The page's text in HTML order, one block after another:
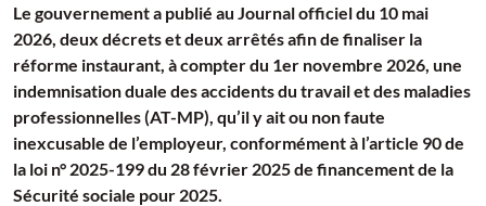
Le gouvernement a publié au Journal officiel du 10 mai
2026, deux décrets et deux arrêtés afin de finaliser la
réforme instaurant, à compter du 1er novembre 2026, une
indemnisation duale des accidents du travail et des maladies
professionnelles (AT-MP), qu’il y ait ou non faute
inexcusable de l’employeur, conformément à l’article 90 de
la loi n° 2025-199 du 28 février 2025 de financement de la
Sécurité sociale pour 2025.